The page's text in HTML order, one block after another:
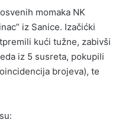
momaka NK
iz Sanice. Izačićki
kući tužne, zabivši
iz 5 susreta, pokupili
brojeva), te